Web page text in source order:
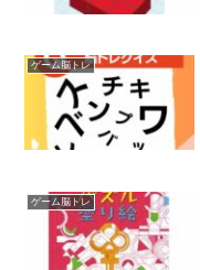
ゲーム脳トレ
ゲーム脳トレ